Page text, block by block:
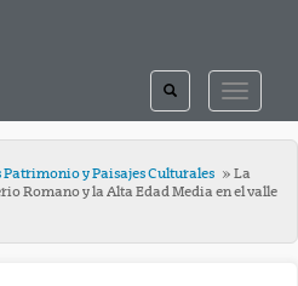
TOGGLE
TOGGLE
SEARCH
y Paisajes Culturales
La
Romano y la Alta Edad Media en el valle